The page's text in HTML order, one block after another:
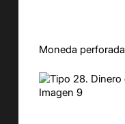
Moneda perforada